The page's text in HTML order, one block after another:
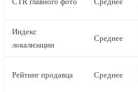
Индекс
локализации
Среднее
Рейтинг продавца Среднее